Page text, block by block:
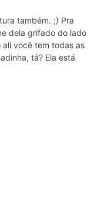
também. ;) Pra
dela grifado do lado
você tem todas as
tá? Ela está